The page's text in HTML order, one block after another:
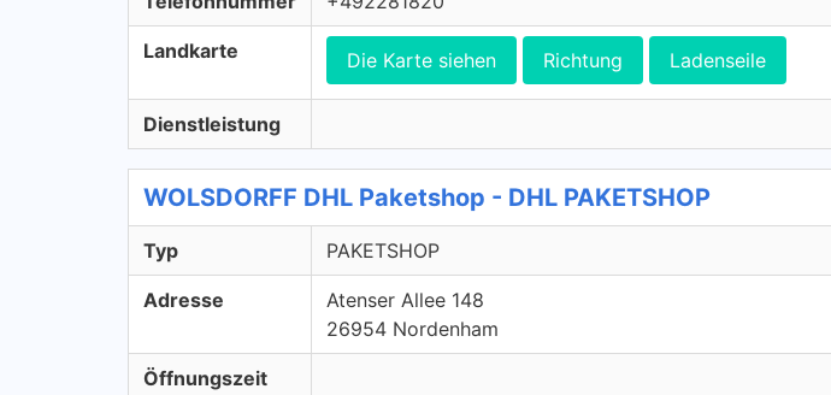
Landkarte Die Karte siehen Richtung Ladenseile
Dienstleistung
WOLSDORFF DHL Paketshop - DHL PAKETSHOP
Typ PAKETSHOP
Adresse
Atenser Allee 148
26954 Nordenham
Öffnungszeit